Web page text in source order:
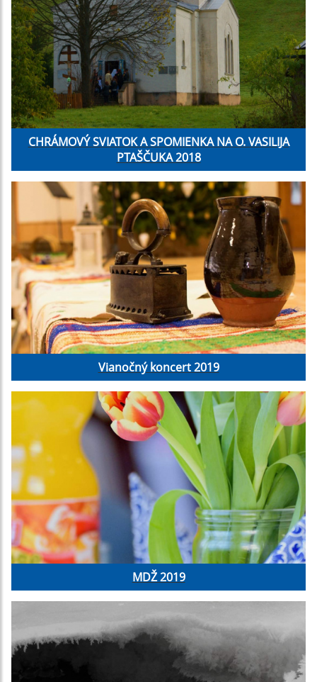
CHRÁMOVÝ SVIATOK A SPOMIENKA NA O. VASILIJA
PTAŠČUKA 2018
Vianočný koncert 2019
MDŽ 2019